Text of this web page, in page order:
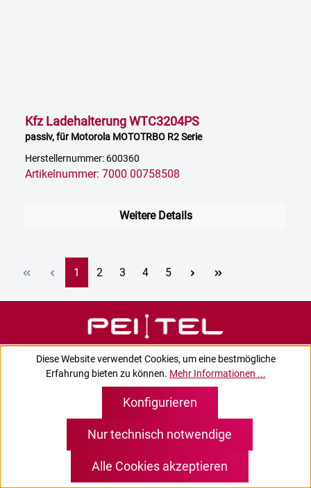
Kfz Ladehalterung WTC3204PS
passiv, für Motorola MOTOTRBO R2 Serie
Herstellernummer: 600360
Artikelnummer: 7000 00758508
Weitere Details
Seite
1 Seite
2 Seite
3 Seite
4 Seite
5
Dienstleistungen
Diese Website verwendet Cookies, um eine bestmögliche
Erfahrung bieten zu können. Mehr Informationen ...
Nur technisch notwendige
Konfigurieren
Alle Cookies akzeptieren